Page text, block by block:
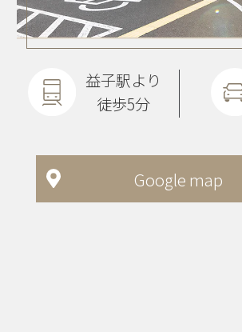
Google map
益子駅より
徒歩5分